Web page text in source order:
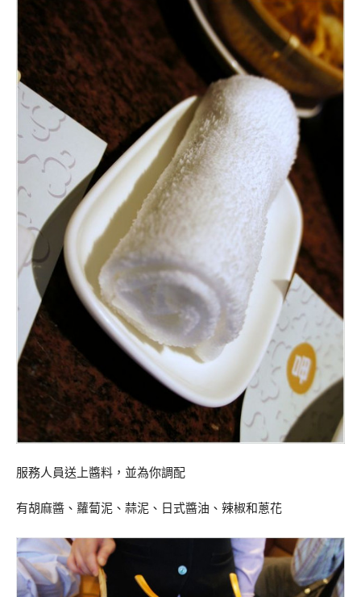
服務人員送上醬料，並為你調配
有胡麻醬、蘿蔔泥、蒜泥、日式醬油、辣椒和蔥花